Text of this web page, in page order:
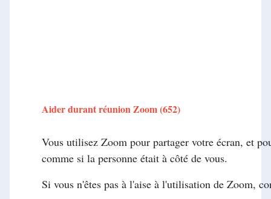
Aider durant réunion Zoom (652)
Vous utilisez Zoom pour partager votre écran, et
comme si la personne était à côté de vous.
Si vous n'êtes pas à l'aise à l'utilisation de Zoom,